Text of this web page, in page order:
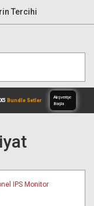
Tercihi
Başla